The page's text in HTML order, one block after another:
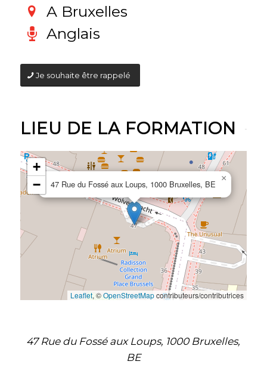
A Bruxelles
Anglais
Je souhaite être rappelé
LIEU DE LA FORMATION
47 Rue du Fossé aux Loups, 1000 Bruxelles, BE
×
+
−
Leaflet, ©OpenStreetMapcontributeurs/contributrices
47 Rue du Fossé aux Loups, 1000 Bruxelles,
BE